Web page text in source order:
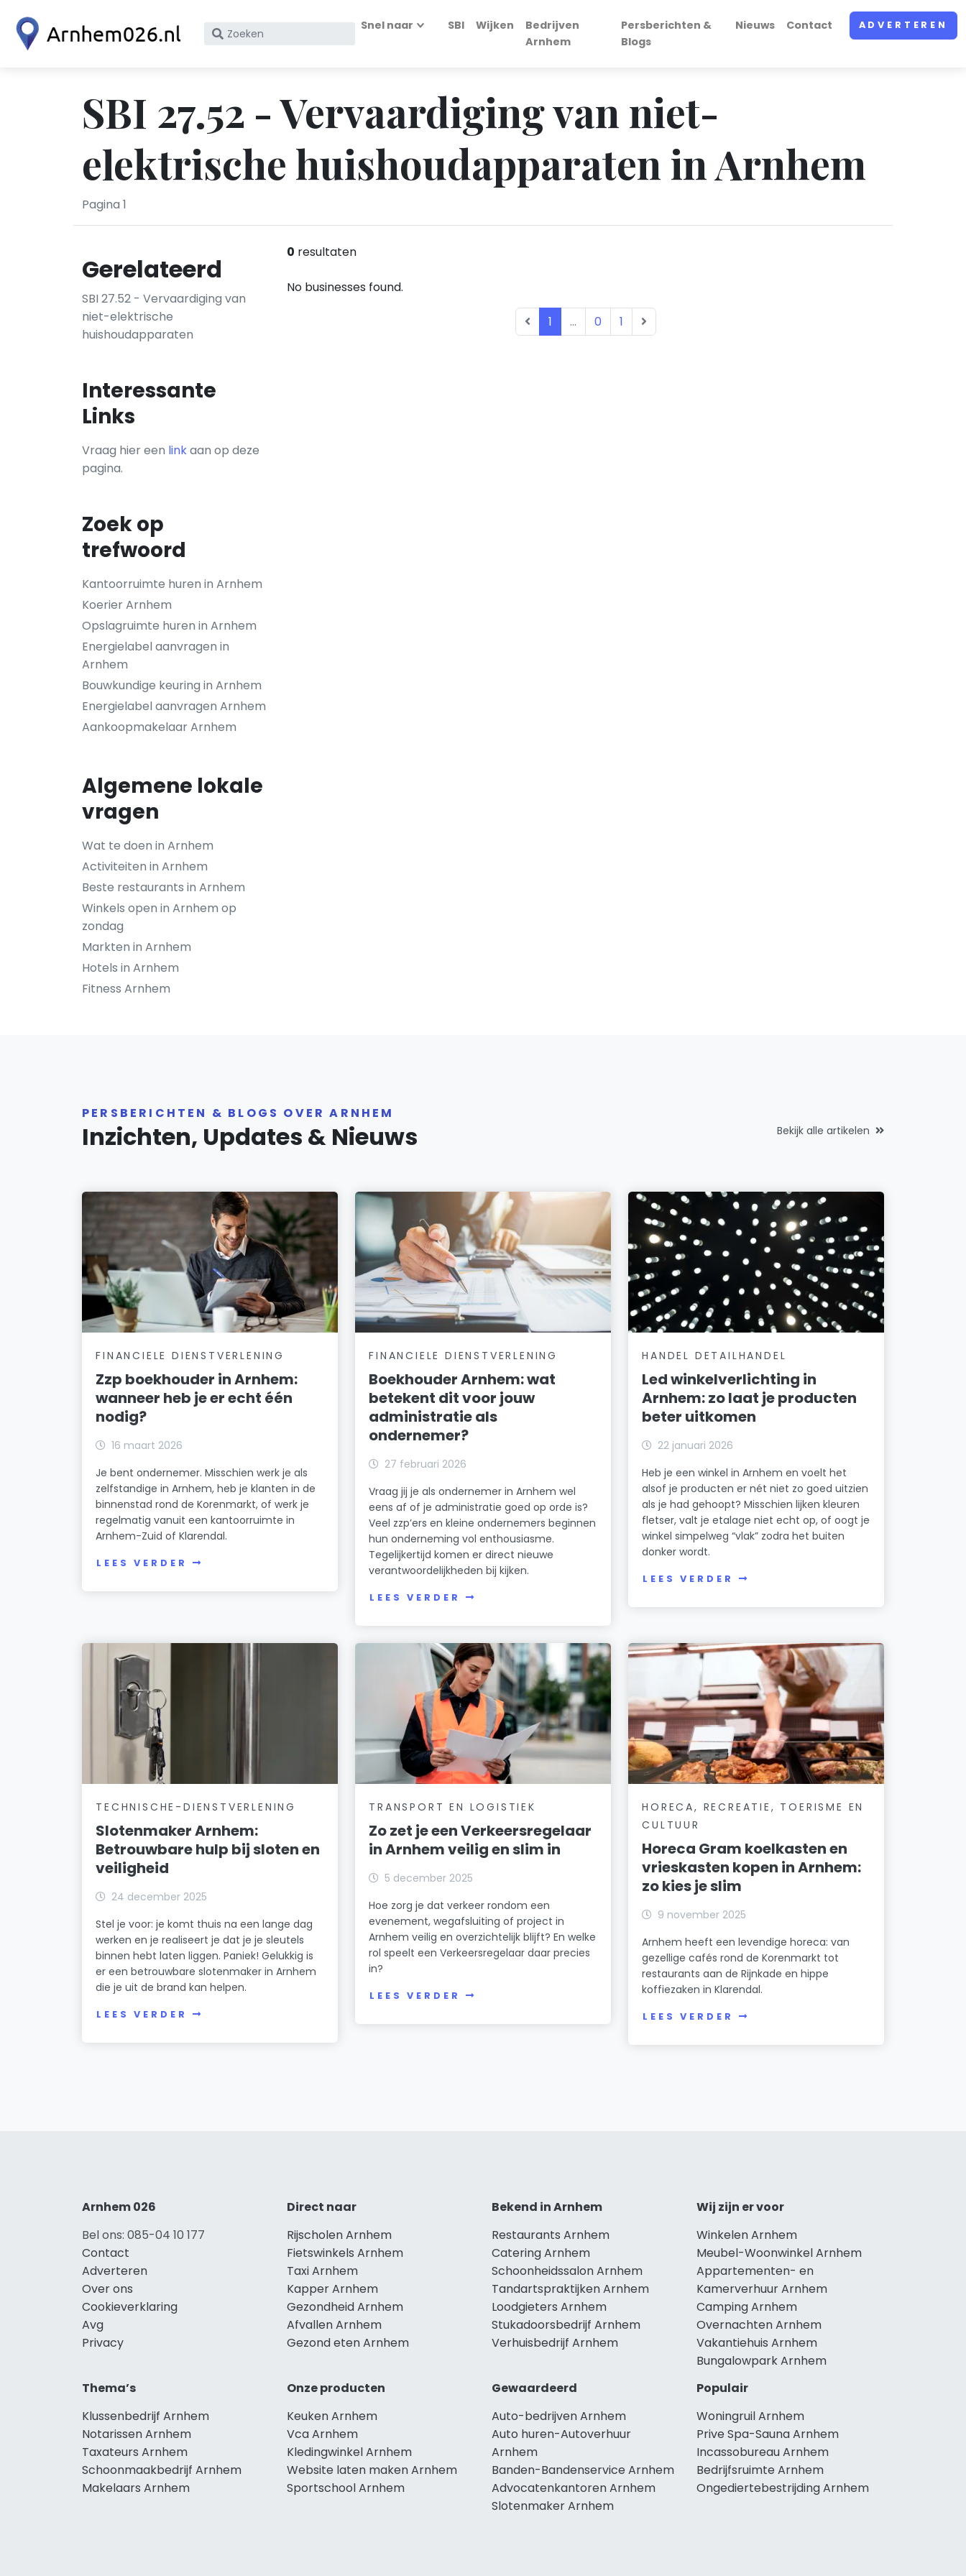
Zoek
KvK
nummer
Snel naar SBI Wijken
Bedrijven
Arnhem
Persberichten &
Blogs
Nieuws Contact ADVERTEREN
SBI 27.52 - Vervaardiging van niet-
elektrische huishoudapparaten in Arnhem
Pagina 1
Gerelateerd
SBI 27.52 - Vervaardiging van
niet-elektrische
huishoudapparaten
Interessante
Links
Vraag hier een linkaan op deze
pagina.
Zoek op
trefwoord
Kantoorruimte huren in Arnhem
Koerier Arnhem
Opslagruimte huren in Arnhem
Energielabel aanvragen in
Arnhem
Bouwkundige keuring in Arnhem
Energielabel aanvragen Arnhem
Aankoopmakelaar Arnhem
Algemene lokale
vragen
Wat te doen in Arnhem
Activiteiten in Arnhem
Beste restaurants in Arnhem
Winkels open in Arnhem op
zondag
Markten in Arnhem
Hotels in Arnhem
Fitness Arnhem
0 resultaten
No businesses found.
1 ... 0 1
PERSBERICHTEN & BLOGS OVER ARNHEM
Inzichten, Updates & Nieuws Bekijk alle artikelen
FINANCIELE DIENSTVERLENING
Zzp boekhouder in Arnhem:
wanneer heb je er echt één
nodig?
16 maart 2026
Je bent ondernemer. Misschien werk je als
zelfstandige in Arnhem, heb je klanten in de
binnenstad rond de Korenmarkt, of werk je
regelmatig vanuit een kantoorruimte in
Arnhem-Zuid of Klarendal.
LEES VERDER
FINANCIELE DIENSTVERLENING
Boekhouder Arnhem: wat
betekent dit voor jouw
administratie als
ondernemer?
27 februari 2026
Vraag jij je als ondernemer in Arnhem wel
eens af of je administratie goed op orde is?
Veel zzp’ers en kleine ondernemers beginnen
hun onderneming vol enthousiasme.
Tegelijkertijd komen er direct nieuwe
verantwoordelijkheden bij kijken.
LEES VERDER
HANDEL DETAILHANDEL
Led winkelverlichting in
Arnhem: zo laat je producten
beter uitkomen
22 januari 2026
Heb je een winkel in Arnhem en voelt het
alsof je producten er nét niet zo goed uitzien
als je had gehoopt? Misschien lijken kleuren
fletser, valt je etalage niet echt op, of oogt je
winkel simpelweg “vlak” zodra het buiten
donker wordt.
LEES VERDER
TECHNISCHE-DIENSTVERLENING
Slotenmaker Arnhem:
Betrouwbare hulp bij sloten en
veiligheid
24 december 2025
Stel je voor: je komt thuis na een lange dag
werken en je realiseert je dat je je sleutels
binnen hebt laten liggen. Paniek! Gelukkig is
er een betrouwbare slotenmaker in Arnhem
die je uit de brand kan helpen.
LEES VERDER
TRANSPORT EN LOGISTIEK
Zo zet je een Verkeersregelaar
in Arnhem veilig en slim in
5 december 2025
Hoe zorg je dat verkeer rondom een
evenement, wegafsluiting of project in
Arnhem veilig en overzichtelijk blijft? En welke
rol speelt een Verkeersregelaar daar precies
in?
LEES VERDER
HORECA, RECREATIE, TOERISME EN
CULTUUR
Horeca Gram koelkasten en
vrieskasten kopen in Arnhem:
zo kies je slim
9 november 2025
Arnhem heeft een levendige horeca: van
gezellige cafés rond de Korenmarkt tot
restaurants aan de Rijnkade en hippe
koffiezaken in Klarendal.
LEES VERDER
Arnhem 026
Bel ons: 085-04 10 177
Contact
Adverteren
Over ons
Cookieverklaring
Avg
Privacy
Direct naar
Rijscholen Arnhem
Fietswinkels Arnhem
Taxi Arnhem
Kapper Arnhem
Gezondheid Arnhem
Afvallen Arnhem
Gezond eten Arnhem
Bekend in Arnhem
Restaurants Arnhem
Catering Arnhem
Schoonheidssalon Arnhem
Tandartspraktijken Arnhem
Loodgieters Arnhem
Stukadoorsbedrijf Arnhem
Verhuisbedrijf Arnhem
Wij zijn er voor
Winkelen Arnhem
Meubel-Woonwinkel Arnhem
Appartementen- en
Kamerverhuur Arnhem
Camping Arnhem
Overnachten Arnhem
Vakantiehuis Arnhem
Bungalowpark Arnhem
Thema’s
Klussenbedrijf Arnhem
Notarissen Arnhem
Taxateurs Arnhem
Schoonmaakbedrijf Arnhem
Makelaars Arnhem
Onze producten
Keuken Arnhem
Vca Arnhem
Kledingwinkel Arnhem
Website laten maken Arnhem
Sportschool Arnhem
Gewaardeerd
Auto-bedrijven Arnhem
Auto huren-Autoverhuur
Arnhem
Banden-Bandenservice Arnhem
Advocatenkantoren Arnhem
Slotenmaker Arnhem
Populair
Woningruil Arnhem
Prive Spa-Sauna Arnhem
Incassobureau Arnhem
Bedrijfsruimte Arnhem
Ongediertebestrijding Arnhem